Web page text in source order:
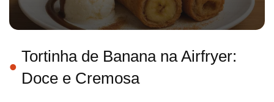
Tortinha de Banana na Airfryer:
Doce e Cremosa